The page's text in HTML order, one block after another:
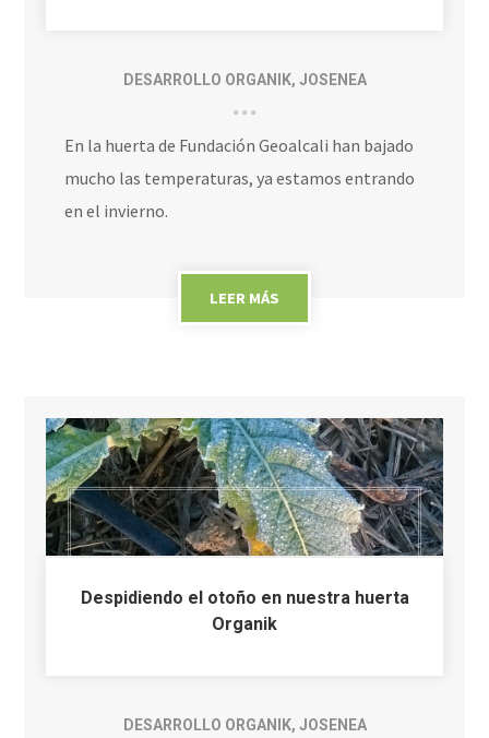
DESARROLLO ORGANIK, JOSENEA
En la huerta de Fundación Geoalcali han bajado
mucho las temperaturas, ya estamos entrando
en el invierno.
LEER MÁS
Despidiendo el otoño en nuestra huerta
Organik
DESARROLLO ORGANIK, JOSENEA